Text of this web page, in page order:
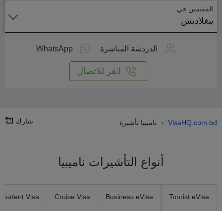
المقيمين في
بنغلاديش
الدردشة المباشرة WhatsApp
انقر للاتصال
VisaHQ.com.bd
› ناميبيا تأشيرة شارك
أنواع التأشيرات ناميبيا
Tourist eVisa
Business eVisa
Cruise Visa
Student Visa